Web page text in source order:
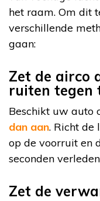
het raam. Om dit
verschillende
gaan:
Zet de airco
ruiten tegen
Beschikt uw auto
dan aan. Richt de
op de voorruit en
seconden
Zet de